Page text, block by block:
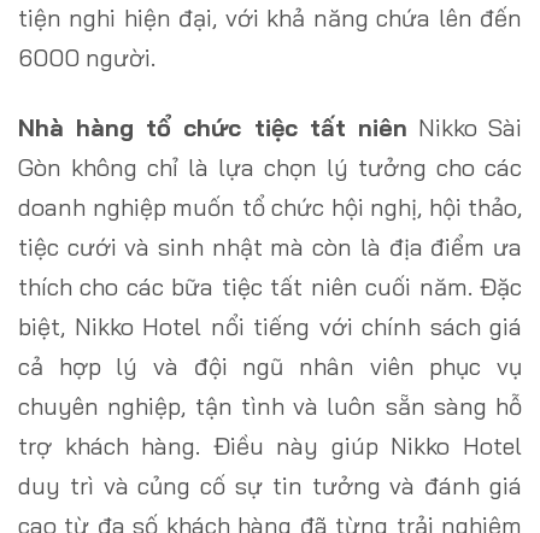
tiện nghi hiện đại, với khả năng chứa lên đến
6000 người.
Nhà hàng tổ chức tiệc tất niên Nikko Sài
Gòn không chỉ là lựa chọn lý tưởng cho các
doanh nghiệp muốn tổ chức hội nghị, hội thảo,
tiệc cưới và sinh nhật mà còn là địa điểm ưa
thích cho các bữa tiệc tất niên cuối năm. Đặc
biệt, Nikko Hotel nổi tiếng với chính sách giá
cả hợp lý và đội ngũ nhân viên phục vụ
chuyên nghiệp, tận tình và luôn sẵn sàng hỗ
trợ khách hàng. Điều này giúp Nikko Hotel
duy trì và củng cố sự tin tưởng và đánh giá
cao từ đa số khách hàng đã từng trải nghiệm